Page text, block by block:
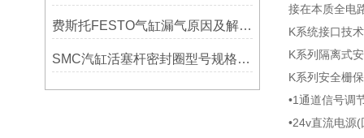
费斯托FESTO气缸漏气原因及解决方法?
SMC汽缸活塞杆密封圈型号规格（汽缸怎样拆换密封圈常见问题有什么？）
接在本质全电
K系统接口技术
K系列隔离式
K系列安全栅
•1通道信号调
•24v直流电源